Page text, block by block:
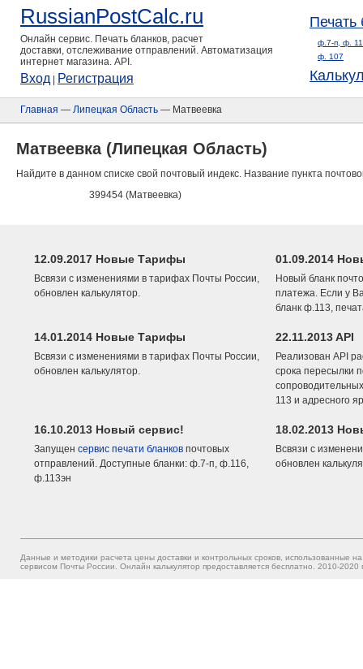
RussianPostCalc.ru
Онлайн сервис. Печать бланков, расчет
доставки, отслеживание отправлений. Автоматизация
интернет магазина. API.
Вход Регистрация
Печать
ф.7-п, ф.
ф. 107
Главная — Липецкая Область — Матвеевка
Матвеевка (Липецкая Область)
Найдите в данном списке свой почтовый индекс. Название пункта
399454 (Матвеевка)
12.09.2017 Новые Тарифы
Всвязи с изменениями в тарифах Почты России,
обновлен калькулятор.
01.09.2014
Новый бланк
платежа. Если у
бланк ф.113,
14.01.2014 Новые Тарифы
Всвязи с изменениями в тарифах Почты России,
обновлен калькулятор.
22.11.2013 API
Реализован API
срока пересылки
113 и адресного
16.10.2013 Новый сервис!
Запущен сервис печати бланков почтовых
отправлений. Доступные бланки: ф.7-п, ф.116,
ф.113эн
18.02.2013
Всвязи с
обновлен
Данные и методики расчета цены доставки и контрольных сроков, использованные
сервисом Почты России. Онлайн калькулятор предоставляется бесплатно. 2010-2020